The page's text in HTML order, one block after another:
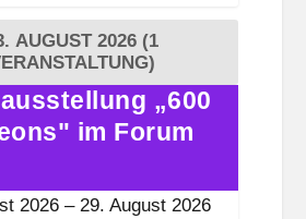
AUGUST 2026 (1
„600
im Forum
2026 – 29. August 2026